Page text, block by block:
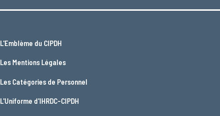
L'Emblème du CIPDH
Les Mentions Légales
Les Catégories de Personnel
L'Uniforme d'IHRDC-CIPDH